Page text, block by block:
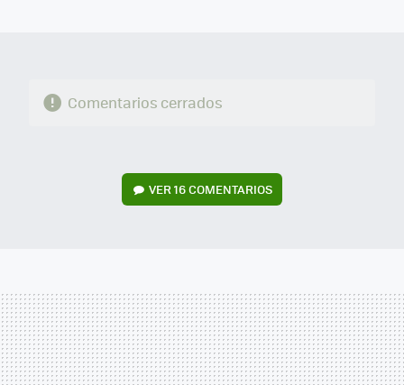
Comentarios cerrados
VER16 COMENTARIOS